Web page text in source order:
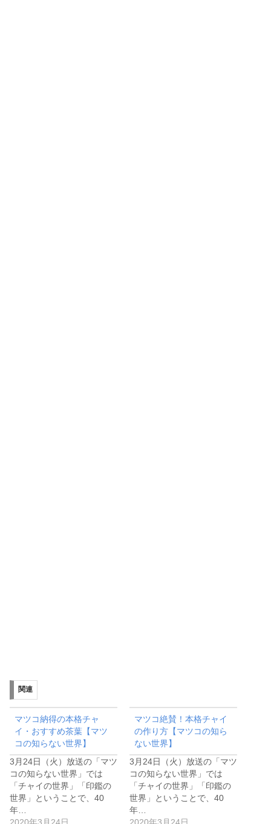
関連
マツコ納得の本格チャ
イ・おすすめ茶葉【マツ
コの知らない世界】
3月24日（火）放送の「マツ
コの知らない世界」では
「チャイの世界」「印鑑の
世界」ということで、40
年…
マツコ絶賛！本格チャイ
の作り方【マツコの知ら
ない世界】
3月24日（火）放送の「マツ
コの知らない世界」では
「チャイの世界」「印鑑の
世界」ということで、40
年…